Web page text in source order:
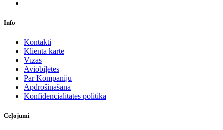
Info
Kontakti
Klienta karte
Vīzas
Aviobiļetes
Par Kompāniju
Apdrošināšana
Konfidencialitātes politika
Ceļojumi